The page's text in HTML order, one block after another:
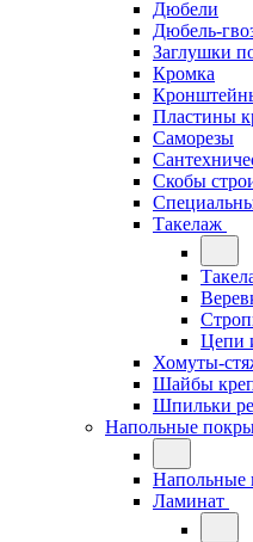
Дюбели
Дюбель-
Заглушки
Кромка
Пластины
Саморезы
Скобы
Такелаж
Цепи
Хомуты-
Шайбы
Шпильки
Напольные
Напольные
Ламинат